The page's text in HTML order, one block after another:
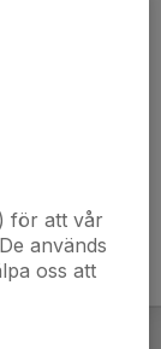
för att vår
används
oss att